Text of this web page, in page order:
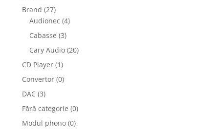
Brand (27)
Audionec (4)
Cabasse (3)
Cary Audio (20)
CD Player (1)
Convertor (0)
DAC (3)
Fără categorie (0)
Modul phono (0)